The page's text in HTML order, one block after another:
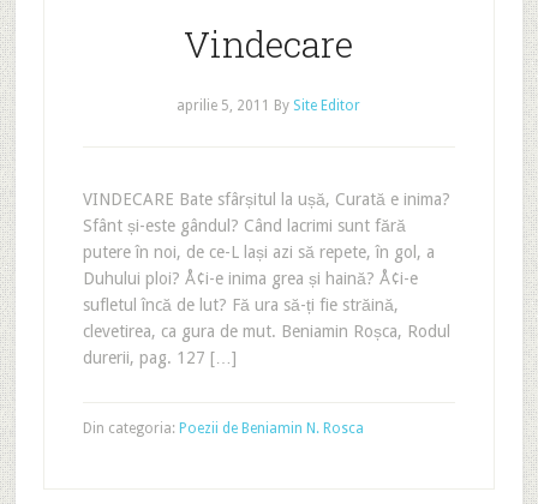
Vindecare
aprilie 5, 2011 By Site Editor
VINDECARE Bate sfârșitul la ușă, Curată e inima?
Sfânt și-este gândul? Când lacrimi sunt fără
putere în noi, de ce-L lași azi să repete, în gol, a
Duhului ploi? Å¢i-e inima grea și haină? Å¢i-e
sufletul încă de lut? Fă ura să-ți fie străină,
clevetirea, ca gura de mut. Beniamin Roșca, Rodul
durerii, pag. 127 […]
Din categoria: Poezii de Beniamin N. Rosca